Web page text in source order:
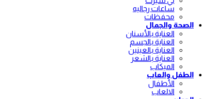
ساعات رجاليه
محفظات
الصحة والجمال
العناية بالأسنان
العناية بالجسم
العناية بالعينين
العناية بالشعر
الميكاب
الطفل والعاب
الأطفال
الالعاب